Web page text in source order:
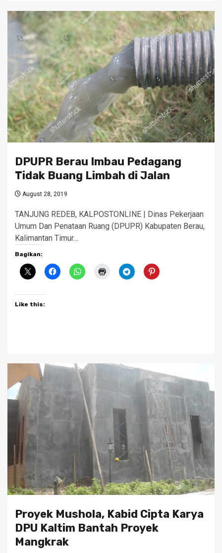
DPUPR Berau Imbau Pedagang
Tidak Buang Limbah di Jalan
August 28, 2019
TANJUNG REDEB, KALPOSTONLINE | Dinas Pekerjaan
Umum Dan Penataan Ruang (DPUPR) Kabupaten Berau,
Kalimantan Timur…
Bagikan:
Like this:
Proyek Mushola, Kabid Cipta Karya
DPU Kaltim Bantah Proyek
Mangkrak